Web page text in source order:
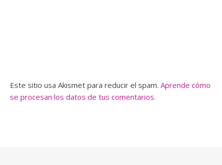
Este sitio usa Akismet para reducir el spam. Aprende cómo
se procesan los datos de tus comentarios.